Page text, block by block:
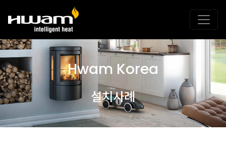
Hwam Korea
설치사례